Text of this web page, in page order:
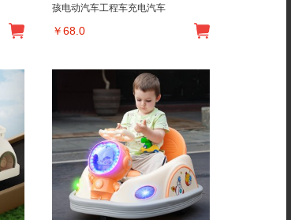
孩电动汽车工程车充电汽车
￥68.0